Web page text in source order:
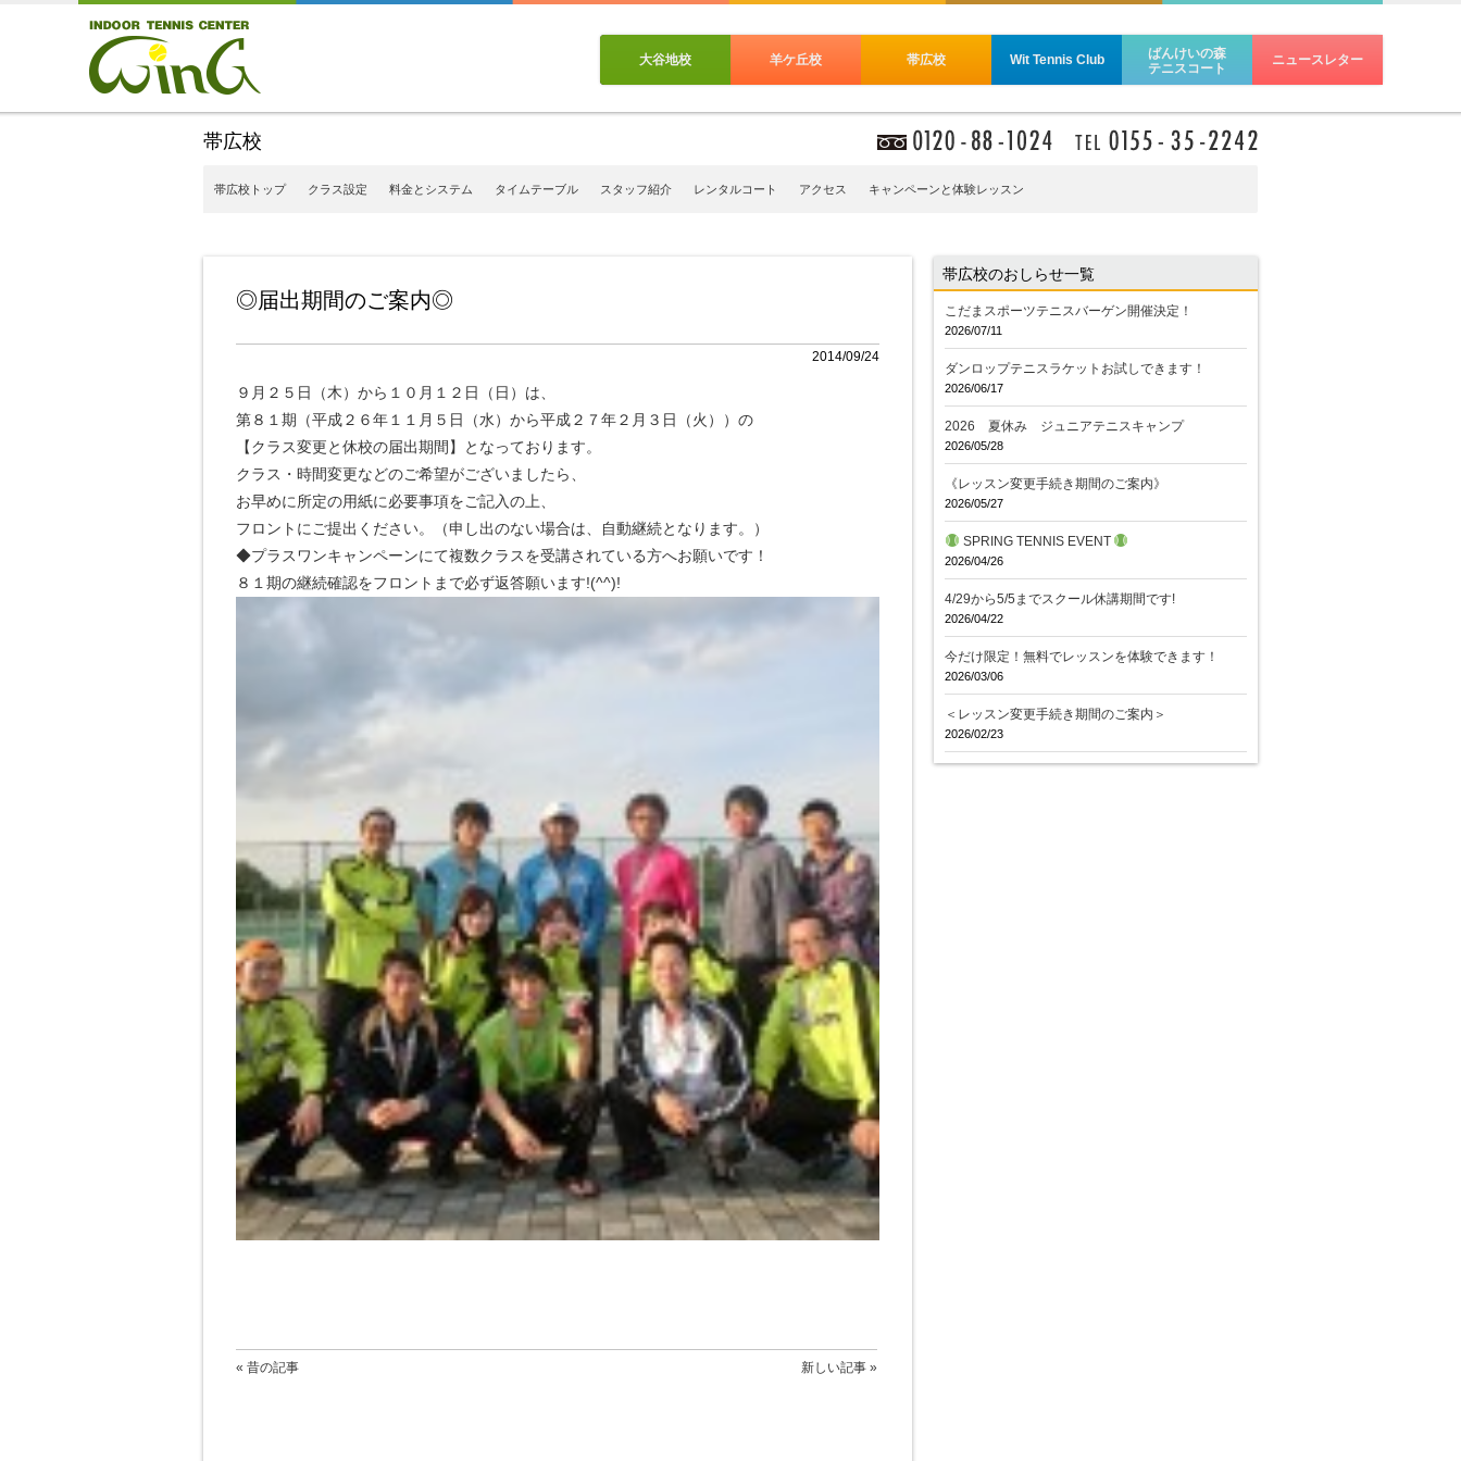
大谷地校 羊ケ丘校 帯広校 Wit Tennis Club
ばんけいの森
テニスコート
ニュースレター
帯広校
帯広校トップ クラス設定 料金とシステム タイムテーブル スタッフ紹介 レンタルコート アクセス キャンペーンと体験レッスン
◎届出期間のご案内◎
2014/09/24
９月２５日（木）から１０月１２日（日）は、
第８１期（平成２６年１１月５日（水）から平成２７年２月３日（火））の
【クラス変更と休校の届出期間】となっております。
クラス・時間変更などのご希望がございましたら、
お早めに所定の用紙に必要事項をご記入の上、
フロントにご提出ください。（申し出のない場合は、自動継続となります。）
◆プラスワンキャンペーンにて複数クラスを受講されている方へお願いです！
８１期の継続確認をフロントまで必ず返答願います!(^^)!
« 昔の記事 新しい記事 »
帯広校のおしらせ一覧
こだまスポーツテニスバーゲン開催決定！
2026/07/11
ダンロップテニスラケットお試しできます！
2026/06/17
2026 夏休み ジュニアテニスキャンプ
2026/05/28
《レッスン変更手続き期間のご案内》
2026/05/27
SPRING TENNIS EVENT
2026/04/26
4/29から5/5までスクール休講期間です!
2026/04/22
今だけ限定！無料でレッスンを体験できます！
2026/03/06
＜レッスン変更手続き期間のご案内＞
2026/02/23